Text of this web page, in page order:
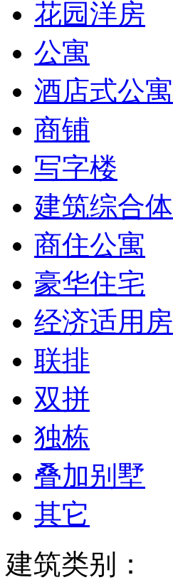
花园洋房
公寓
酒店式公寓
商铺
写字楼
建筑综合体
商住公寓
豪华住宅
经济适用房
联排
双拼
独栋
叠加别墅
其它
建筑类别：